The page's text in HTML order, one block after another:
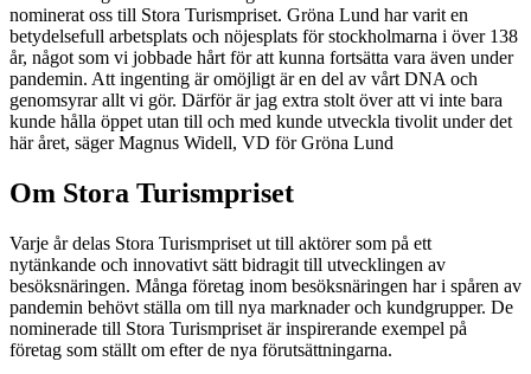
nominerat oss till Stora Turismpriset. Gröna Lund har varit en
betydelsefull arbetsplats och nöjesplats för stockholmarna i över 138
år, något som vi jobbade hårt för att kunna fortsätta vara även under
pandemin. Att ingenting är omöjligt är en del av vårt DNA och
genomsyrar allt vi gör. Därför är jag extra stolt över att vi inte bara
kunde hålla öppet utan till och med kunde utveckla tivolit under det
här året, säger Magnus Widell, VD för Gröna Lund
Om Stora Turismpriset
Varje år delas Stora Turismpriset ut till aktörer som på ett
nytänkande och innovativt sätt bidragit till utvecklingen av
besöksnäringen. Många företag inom besöksnäringen har i spåren av
pandemin behövt ställa om till nya marknader och kundgrupper. De
nominerade till Stora Turismpriset är inspirerande exempel på
företag som ställt om efter de nya förutsättningarna.